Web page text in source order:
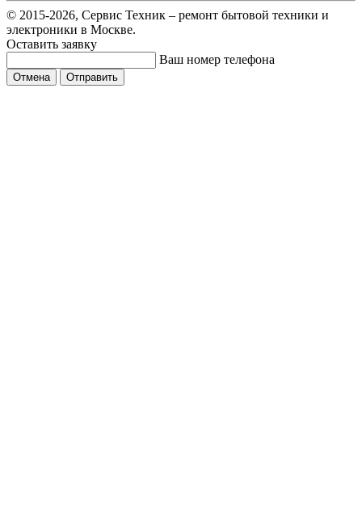
© 2015-2026, Сервис Техник – ремонт бытовой техники и
электроники в Москве.
Оставить заявку
Ваш номер телефона
Отмена Отправить